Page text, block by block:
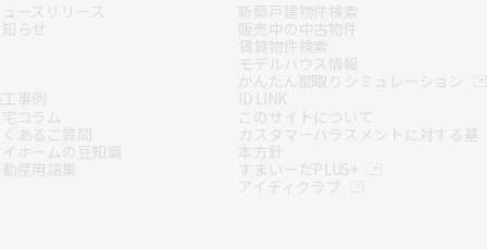
ースリリース
らせ
新築戸建物件検索
販売中の中古物件
賃貸物件検索
モデルハウス情報
かんたん間取りシミュレーション
事例
コラム
あるご質問
ホームの豆知識
産用語集
ID LINK
このサイトについて
カスタマーハラスメントに対する基
本方針
すまいーだPLUS+
アイディクラブ